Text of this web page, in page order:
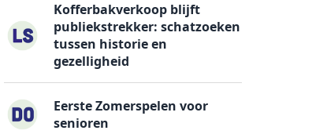
Kofferbakverkoop blijft
publiekstrekker: schatzoeken
tussen historie en
gezelligheid
Eerste Zomerspelen voor
senioren